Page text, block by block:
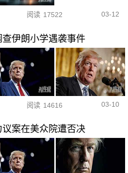
阅读 17522 03-12
伊朗小学遇袭事件
阅读 14616 03-10
案在美众院遭否决